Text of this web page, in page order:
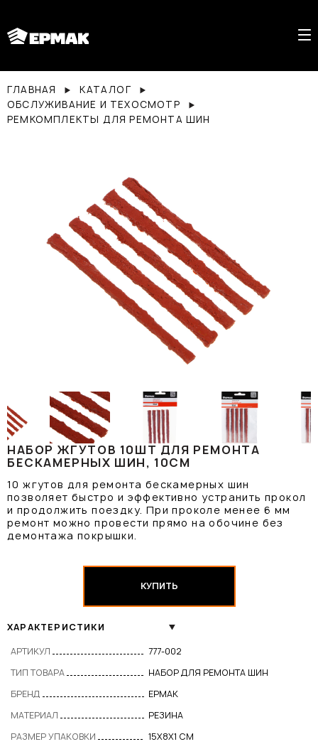
ГЛАВНАЯ
КАТАЛОГ
ОБСЛУЖИВАНИЕ И ТЕХОСМОТР
РЕМКОМПЛЕКТЫ ДЛЯ РЕМОНТА ШИН
НАБОР ЖГУТОВ 10ШТ ДЛЯ РЕМОНТА
БЕСКАМЕРНЫХ ШИН, 10СМ
10 жгутов для ремонта бескамерных шин
позволяет быстро и эффективно устранить прокол
и продолжить поездку. При проколе менее 6 мм
ремонт можно провести прямо на обочине без
демонтажа покрышки.
КУПИТЬ
ХАРАКТЕРИСТИКИ
АРТИКУЛ
777-002
ТИП ТОВАРА
НАБОР ДЛЯ РЕМОНТА ШИН
БРЕНД
ЕРМАК
МАТЕРИАЛ
РЕЗИНА
РАЗМЕР УПАКОВКИ
15X8X1 СМ